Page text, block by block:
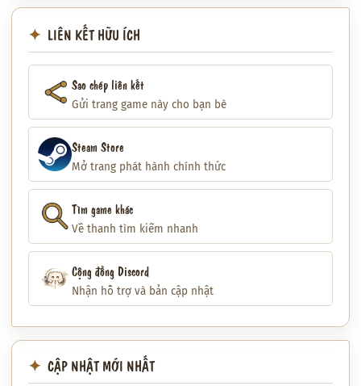
LIÊN KẾT HỮU ÍCH
Sao chép liên kết
Gửi trang game này cho bạn bè
Steam Store
Mở trang phát hành chính thức
Tìm game khác
Về thanh tìm kiếm nhanh
Cộng đồng Discord
Nhận hỗ trợ và bản cập nhật
CẬP NHẬT MỚI NHẤT